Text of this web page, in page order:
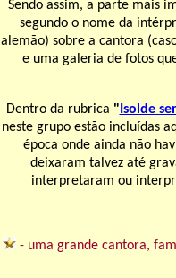
Sendo assim, a parte mais
segundo o nome da
alemão) sobre a cantora
e uma galeria de fotos
Dentro da rubrica " Isolde
neste grupo estão incluídas
época onde ainda não
deixaram talvez até
interpretaram ou
- uma grande cantora,